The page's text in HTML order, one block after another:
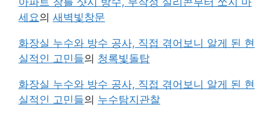
세요의 새벽빛창문
화장실 누수와 방수 공사, 직접 겪어보니 알게 된 현
실적인 고민들의 청록빛돌탑
화장실 누수와 방수 공사, 직접 겪어보니 알게 된 현
실적인 고민들의 누수탐지관찰